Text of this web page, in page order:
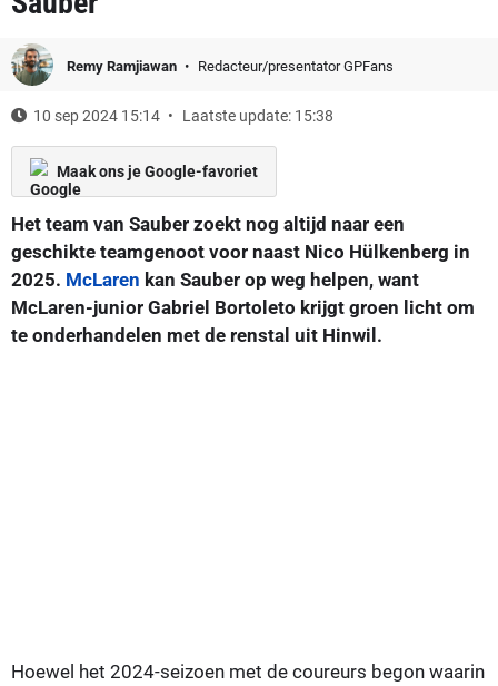
Remy Ramjiawan Redacteur/presentator GPFans
10 sep 2024 15:14 Laatste update: 15:38
Maak ons je Google-favoriet
Het team van Sauber zoekt nog altijd naar een
geschikte teamgenoot voor naast Nico Hülkenberg in
2025. McLaren kan Sauber op weg helpen, want
McLaren-junior Gabriel Bortoleto krijgt groen licht om
te onderhandelen met de renstal uit Hinwil.
Hoewel het 2024-seizoen met de coureurs begon waarin